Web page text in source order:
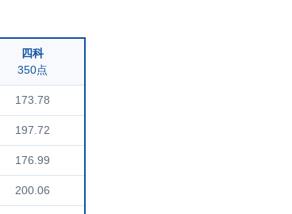
四科
350点
173.78
197.72
176.99
200.06